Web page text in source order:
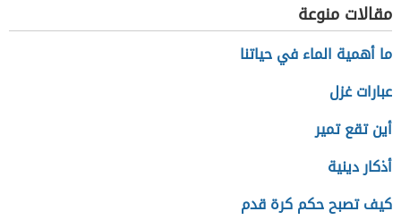
مقالات منوعة
ما أهمية الماء في حياتنا
عبارات غزل
أين تقع تمير
أذكار دينية
كيف تصبح حكم كرة قدم